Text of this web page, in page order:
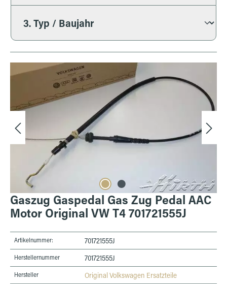
Bildergalerie überspringen
Gaszug Gaspedal Gas Zug Pedal AAC
Motor Original VW T4 701721555J
Artikelnummer: 701721555J
Herstellernummer 701721555J
Hersteller Original Volkswagen Ersatzteile